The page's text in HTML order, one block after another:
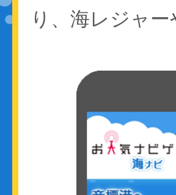
り、海レジャ